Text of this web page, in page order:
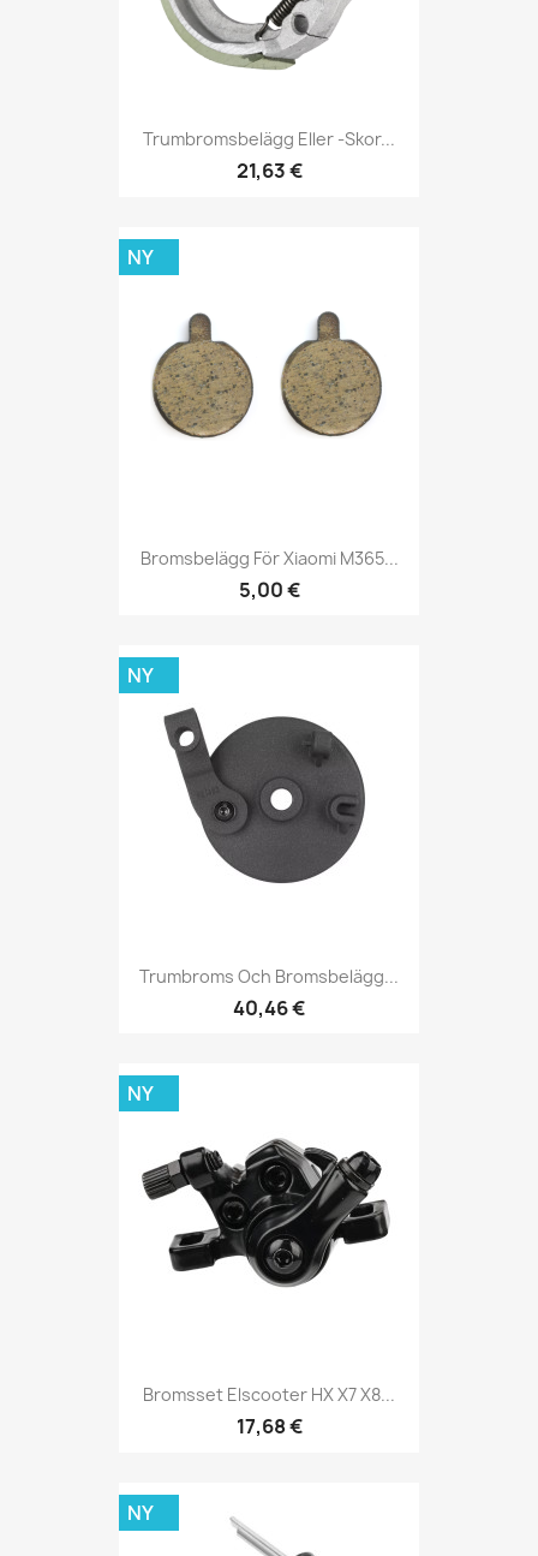
Trumbromsbelägg Eller -skor...
21,63 €
Bromsbelägg För Xiaomi M365...
5,00 €
NY
Trumbroms Och Bromsbelägg...
40,46 €
NY
Bromsset Elscooter HX X7 X8...
17,68 €
NY
NY